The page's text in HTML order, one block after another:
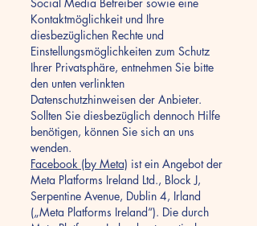
Kontaktmöglichkeit und Ihre
diesbezüglichen Rechte und
Einstellungsmöglichkeiten zum Schutz
Ihrer Privatsphäre, entnehmen Sie bitte
den unten verlinkten
Datenschutzhinweisen der Anbieter.
Sollten Sie diesbezüglich dennoch Hilfe
benötigen, können Sie sich an uns
wenden.
Facebook (by Meta) ist ein Angebot der
Meta Platforms Ireland Ltd., Block J,
Serpentine Avenue, Dublin 4, Irland
(„Meta Platforms Ireland“). Die durch